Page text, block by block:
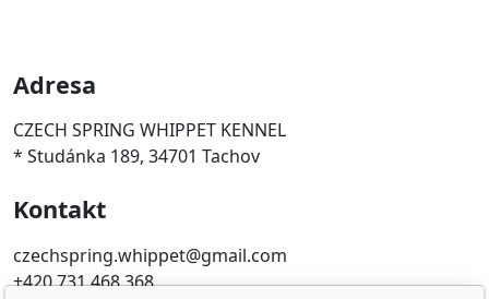
Adresa
CZECH SPRING WHIPPET KENNEL
* Studánka 189, 34701 Tachov
Kontakt
czechspring.whippet@gmail.com
+420 731 468 368